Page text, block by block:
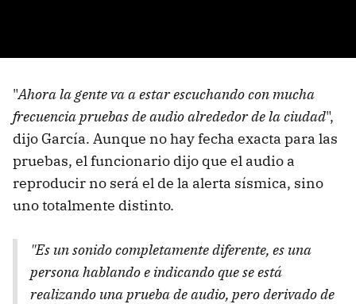
"Ahora la gente va a estar escuchando con mucha
frecuencia pruebas de audio alrededor de la ciudad",
dijo García. Aunque no hay fecha exacta para las
pruebas, el funcionario dijo que el audio a
reproducir no será el de la alerta sísmica, sino
uno totalmente distinto.
"Es un sonido completamente diferente, es una
persona hablando e indicando que se está
realizando una prueba de audio, pero derivado de